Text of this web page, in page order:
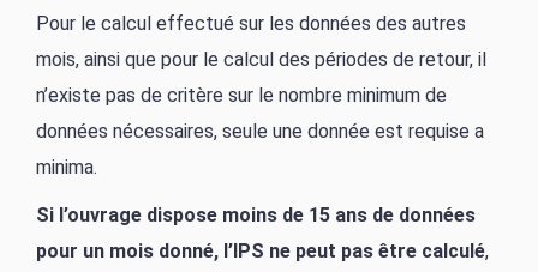
Pour le calcul effectué sur les données des autres
mois, ainsi que pour le calcul des périodes de retour, il
n’existe pas de critère sur le nombre minimum de
données nécessaires, seule une donnée est requise a
minima.
Si l’ouvrage dispose moins de 15 ans de données
pour un mois donné, l’IPS ne peut pas être calculé,